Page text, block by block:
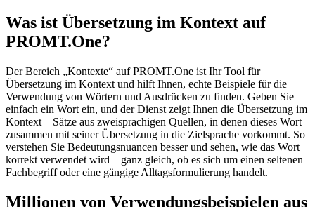
Was ist Übersetzung im Kontext auf
PROMT.One?
Der Bereich „Kontexte“ auf PROMT.One ist Ihr Tool für
Übersetzung im Kontext und hilft Ihnen, echte Beispiele für die
Verwendung von Wörtern und Ausdrücken zu finden. Geben Sie
einfach ein Wort ein, und der Dienst zeigt Ihnen die Übersetzung im
Kontext – Sätze aus zweisprachigen Quellen, in denen dieses Wort
zusammen mit seiner Übersetzung in die Zielsprache vorkommt. So
verstehen Sie Bedeutungsnuancen besser und sehen, wie das Wort
korrekt verwendet wird – ganz gleich, ob es sich um einen seltenen
Fachbegriff oder eine gängige Alltagsformulierung handelt.
Millionen von Verwendungsbeispielen aus